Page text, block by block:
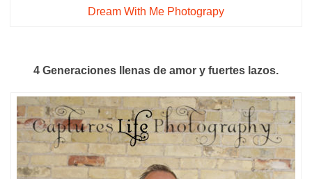
Dream With Me Photograpy
4 Generaciones llenas de amor y fuertes lazos.